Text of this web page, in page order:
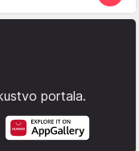
portala.